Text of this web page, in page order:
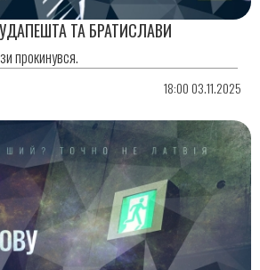
ТА БРАТИСЛАВИ
прокинувся.
18:00 03.11.2025